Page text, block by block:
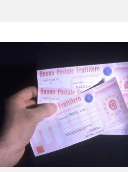
semestre 2024, con particolare
sezioni della rassegna riguardano
nella disciplina internazionale e
nazionale, e forniscono
eventuali consultazioni pubbliche
su pronunce di particolare
rilevanza emesse nell’esercizio
dell’attività giurisdizionale. In
numero l’approfondimento è
particolare: alla recente